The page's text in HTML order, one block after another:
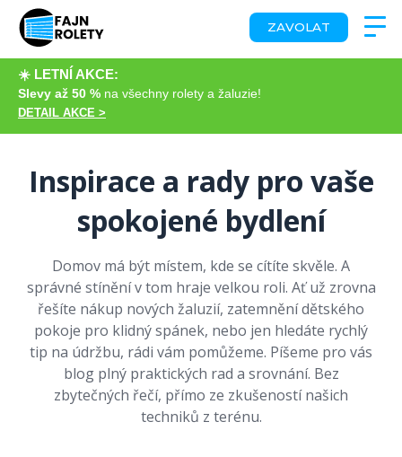
ZAVOLAT
☀️ LETNÍ AKCE:
Slevy až 50 % na všechny rolety a žaluzie!
DETAIL AKCE >
Inspirace a rady pro vaše
spokojené bydlení
Domov má být místem, kde se cítíte skvěle. A
správné stínění v tom hraje velkou roli. Ať už zrovna
řešíte nákup nových žaluzií, zatemnění dětského
pokoje pro klidný spánek, nebo jen hledáte rychlý
tip na údržbu, rádi vám pomůžeme. Píšeme pro vás
blog plný praktických rad a srovnání. Bez
zbytečných řečí, přímo ze zkušeností našich
techniků z terénu.